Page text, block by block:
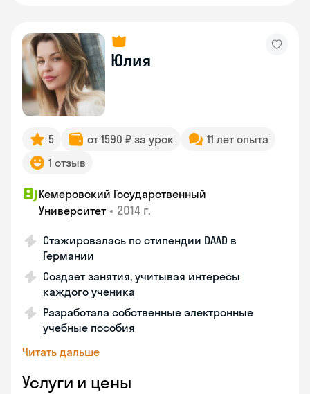
Юлия
5 от 1590 ₽ за урок
11 лет опыта
1 отзыв
Кемеровский Государственный
Университет • 2014 г.
Стажировалась по стипендии DAAD в
Германии
Создает занятия, учитывая интересы
каждого ученика
Разработала собственные электронные
учебные пособия
Читать дальше
Услуги и цены